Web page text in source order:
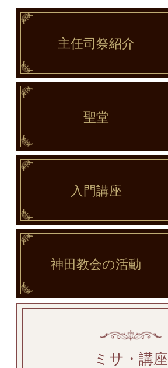
主任司祭紹介
聖堂
入門講座
神田教会の活動
ミサ・講座